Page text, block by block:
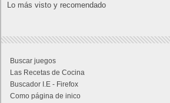
Lo más visto y recomendado
Buscar juegos
Las Recetas de Cocina
Buscador I.E - Firefox
Como página de inico